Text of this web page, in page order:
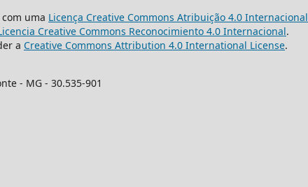
uma Licença Creative Commons Atribuição 4.0 Internacional
Creative Commons Reconocimiento 4.0 Internacional.
a Creative Commons Attribution 4.0 International License.
- MG - 30.535-901